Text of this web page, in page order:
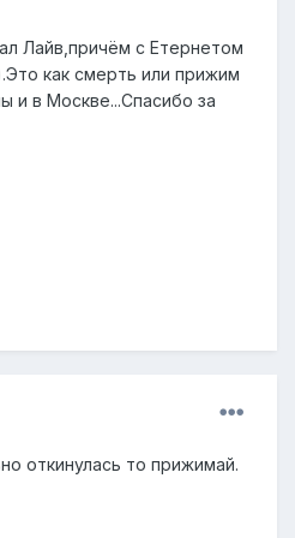
Лайв,причём с Етернетом
как смерть или прижим
и в Москве...Спасибо за
откинулась то прижимай.